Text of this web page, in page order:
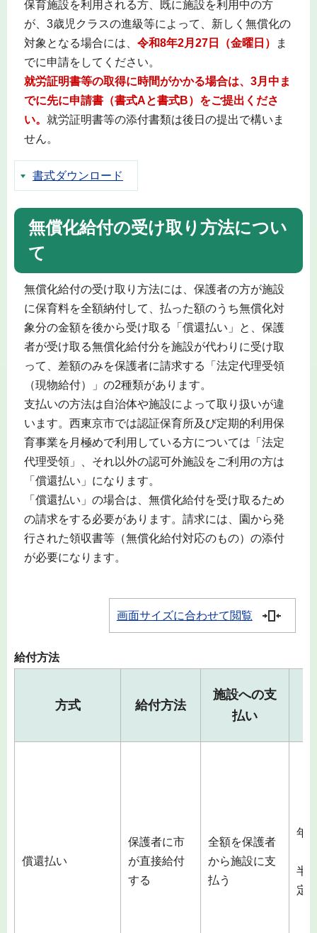
保育施設を利用される方、既に施設を利用中の方
が、3歳児クラスの進級等によって、新しく無償化の
対象となる場合には、 令和8年2月27日（金曜日）
ま
でに申請をしてください。
就労証明書等の取得に時間がかかる場合は、3月中ま
でに先に申請書（書式Aと書式B）をご提出くださ
い。 就労証明書等の添付書類は後日の提出で構いま
せん。
書式ダウンロード
無償化給付の受け取り方法につい
て
無償化給付の受け取り方法には、保護者の方が施設
に保育料を全額納付して、払った額のうち無償化対
象分の金額を後から受け取る「償還払い」と、保護
者が受け取る無償化給付分を施設が代わりに受け取
って、差額のみを保護者に請求する「法定代理受領
（現物給付）」の2種類があります。
支払いの方法は自治体や施設によって取り扱いが違
います。西東京市では認証保育所及び定期的利用保
育事業を月極めで利用している方については「法定
代理受領」、それ以外の認可外施設をご利用の方は
「償還払い」になります。
「償還払い」の場合は、無償化給付を受け取るため
の請求をする必要があります。請求には、園から発
行された領収書等（無償化給付対応のもの）の添付
が必要になります。
画面サイズに合わせて閲覧
給付方法
方式 給付方法
施設への支
払い
償還払い
保護者に市
が直接給付
する
全額を保護者
から施設に支
払う
年2
半
定